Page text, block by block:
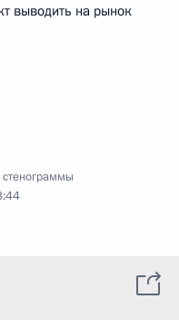
выводить на рынок